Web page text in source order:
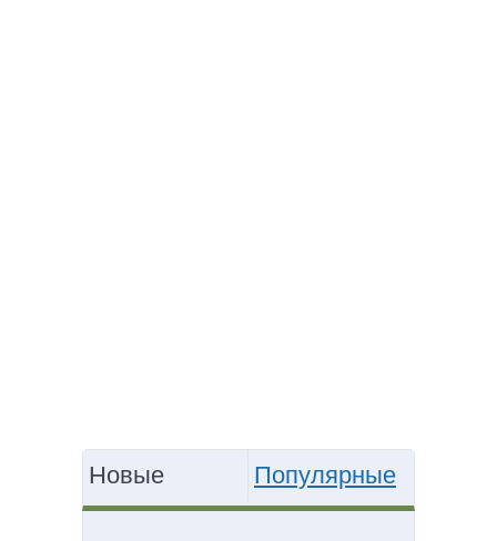
Новые Популярные